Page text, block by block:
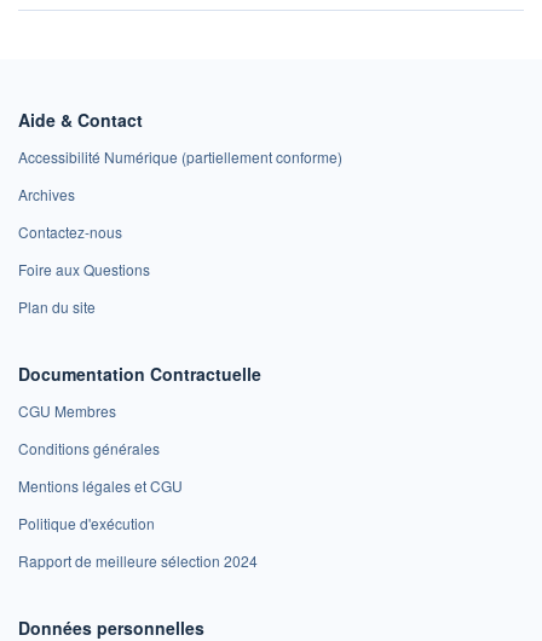
Aide & Contact
Accessibilité Numérique (partiellement conforme)
Archives
Contactez-nous
Foire aux Questions
Plan du site
Documentation Contractuelle
CGU Membres
Conditions générales
Mentions légales et CGU
Politique d'exécution
Rapport de meilleure sélection 2024
Données personnelles